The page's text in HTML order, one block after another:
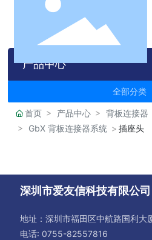
产品中心
在线购物
English
产品中心
全部分类
首页 产品中心 背板连接器
GbX 背板连接器系统
插座头
深圳市爱友信科技有限公司
地址：深圳市福田区中航路国利大
电话: 0755-82557816